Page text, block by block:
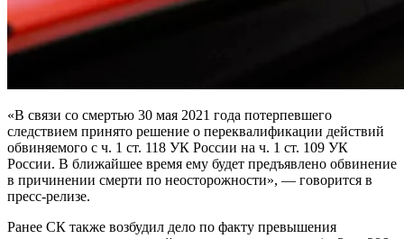
«В связи со смертью 30 мая 2021 года потерпевшего
следствием принято решение о переквалификации действий
обвиняемого с ч. 1 ст. 118 УК России на ч. 1 ст. 109 УК
России. В ближайшее время ему будет предъявлено обвинение
в причинении смерти по неосторожности», — говорится в
пресс-релизе.
Ранее СК также возбудил дело по факту превышения